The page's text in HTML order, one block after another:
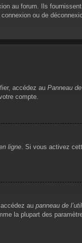
au forum. Ils
ou de
accédez au Panneau
compte.
ligne . Si vous activez
au panneau de
la plupart des